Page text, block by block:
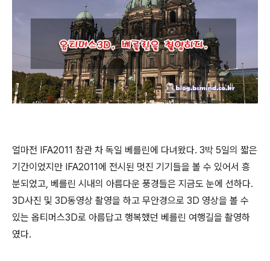
얼마전 IFA2011 참관 차 독일 베를린에 다녀왔다. 3박 5일의 짧은
기간이었지만 IFA2011에 전시된 멋진 기기들을 볼 수 있어서 흥
분되었고, 베를린 시내의 아름다운 풍경들은 지금도 눈에 선하다.
3D사진 및 3D동영상 촬영을 하고 무안경으로 3D 영상을 볼 수
있는 옵티머스3D로 아름답고 행복했던 베를린 여행길을 촬영하
였다.